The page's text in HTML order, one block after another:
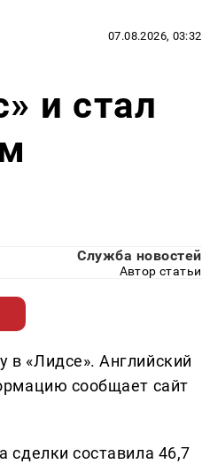
07.08.2026, 03:32
и стал
Служба новостей
Автор статьи
«Лидсе». Английский
сообщает сайт
сделки составила 46,7